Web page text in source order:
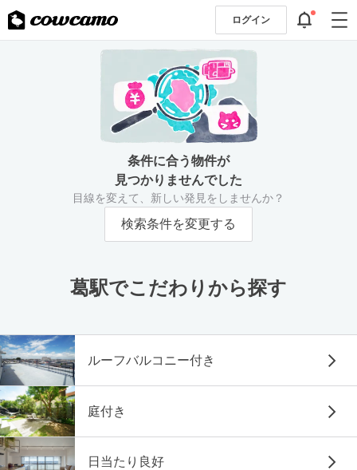
ログイン
条件に合う物件が
見つかりませんでした
目線を変えて、新しい発見をしませんか？
検索条件を変更する
葛駅でこだわりから探す
ルーフバルコニー付き
庭付き
日当たり良好